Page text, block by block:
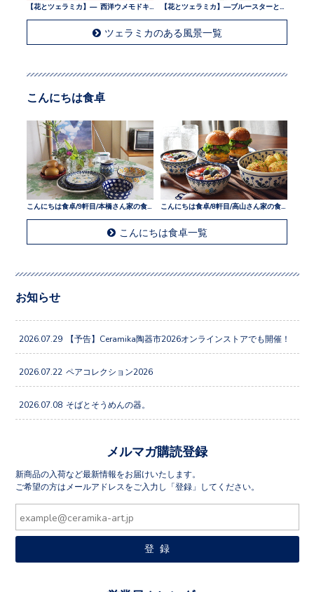
ツェラミカのある風景一覧
こんにちは食卓
こんにちは食卓/9軒目/本橋さん家の食卓
こんにちは食卓一覧
お知らせ
2026.07.29 【予告】Ceramika陶器市2026オンラインストアでも開催！
2026.07.22 ペアコレクション2026
2026.07.08 そばとそうめんの器。
メルマガ購読登録
新商品の入荷など最新情報をお届けいたします。
ご希望の方はメールアドレスをご入力し「登録」してください。